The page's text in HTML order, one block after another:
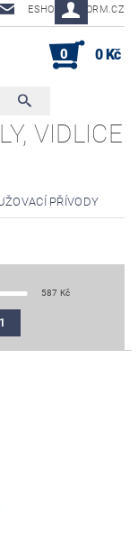
ESHOP@INFORM.CZ
0 0 Kč
VIDLICE
PŘÍVODY
587 Kč
1